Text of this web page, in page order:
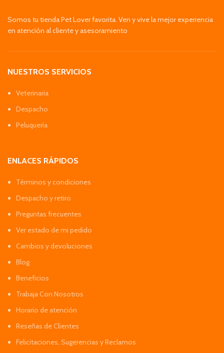
Somos tu tienda Pet Lover favorita. Ven y vive la mejor experiencia
en atención al cliente y asesoramiento
NUESTROS SERVICIOS
Veterinaria
Despacho
Peluquería
ENLACES RÁPIDOS
Términos y condiciones
Despacho y retiro
Preguntas frecuentes
Ver estado de mi pedido
Cambios y devoluciones
Blog
Beneficios
Trabaja Con Nosotros
Horario de atención
Reseñas de Clientes
Felicitaciones, Sugerencias y Reclamos